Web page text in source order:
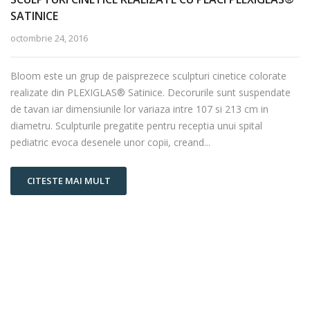
SATINICE
octombrie 24, 2016
Bloom este un grup de paisprezece sculpturi cinetice colorate
realizate din PLEXIGLAS® Satinice. Decorurile sunt suspendate
de tavan iar dimensiunile lor variaza intre 107 si 213 cm in
diametru. Sculpturile pregatite pentru receptia unui spital
pediatric evoca desenele unor copii, creand...
CITESTE MAI MULT